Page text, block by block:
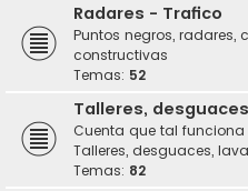
Radares - Trafico
Puntos negros, radares,
constructivas
Temas: 52
Talleres,
Cuenta que tal
Talleres, desguaces,
Temas: 82